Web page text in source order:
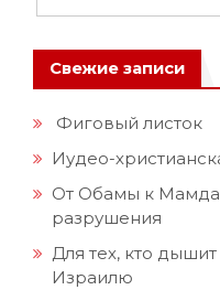
Свежие записи
Фиговый листок
Иудео-
От Обамы к
разрушения
Для тех, кто
Израилю